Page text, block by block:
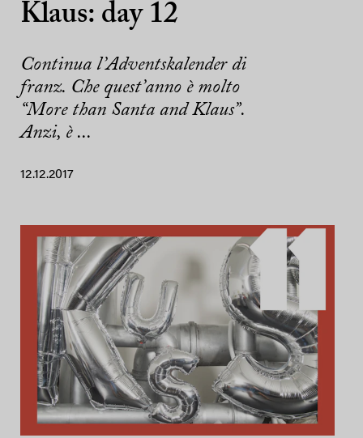
Klaus: day 12
Continua l’Adventskalender di
franz. Che quest’anno è molto
“More than Santa and Klaus”.
Anzi, è ...
12.12.2017